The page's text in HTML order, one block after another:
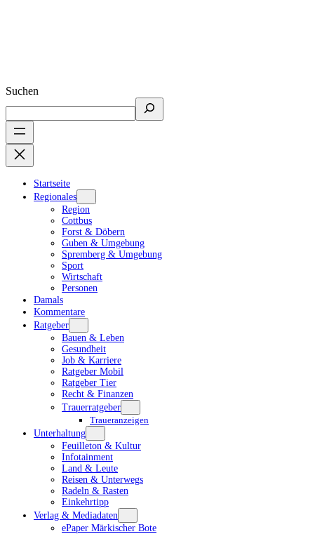
Suchen
Startseite
Regionales
Region
Cottbus
Forst & Döbern
Guben & Umgebung
Spremberg & Umgebung
Sport
Wirtschaft
Personen
Damals
Kommentare
Ratgeber
Bauen & Leben
Gesundheit
Job & Karriere
Ratgeber Mobil
Ratgeber Tier
Recht & Finanzen
Trauerratgeber
Traueranzeigen
Unterhaltung
Feuilleton & Kultur
Infotainment
Land & Leute
Reisen & Unterwegs
Radeln & Rasten
Einkehrtipp
Verlag & Mediadaten
ePaper Märkischer Bote